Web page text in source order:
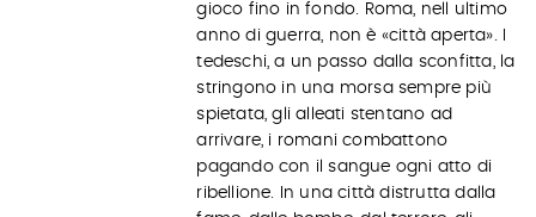
gioco fino in fondo. Roma, nell ultimo
anno di guerra, non è «città aperta». I
tedeschi, a un passo dalla sconfitta, la
stringono in una morsa sempre più
spietata, gli alleati stentano ad
arrivare, i romani combattono
pagando con il sangue ogni atto di
ribellione. In una città distrutta dalla